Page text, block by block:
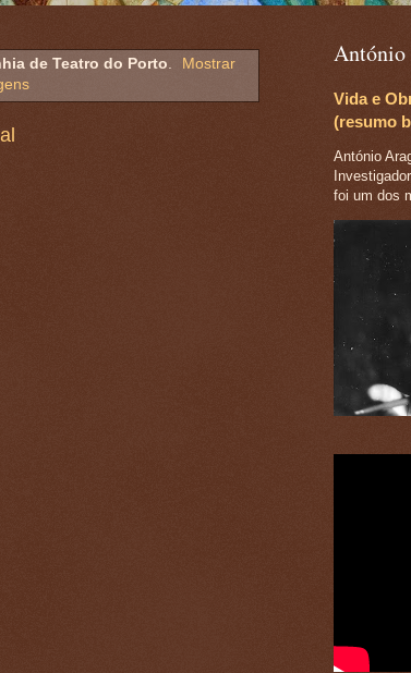
de Teatro do Porto.
Mostrar
António
Vida e
(resumo
António
foi um dos